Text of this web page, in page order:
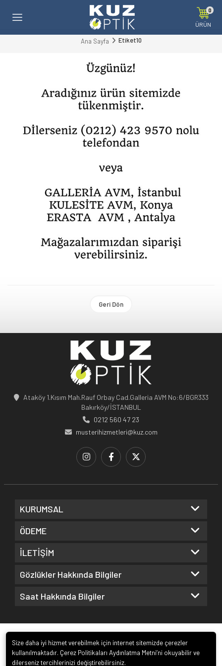
0
ÜRÜN
Ana Sayfa Etiket10
Geri Dön
Ataköy 1.Kısım Mah.Rauf Orbay Cad.Galleria AVM No:6/BGR333
Bakırköy/İSTANBUL
0212 560 47 23
musterihizmetleri@kuz.com
KURUMSAL
ÖDEME
İLETİŞİM
Gözlükler Hakkında Bilgiler
Saat Hakkında Bilgiler
Size daha iyi hizmet verebilmek için internet sitemizde çerezler
kullanılmaktadır. Çerez Politikaları Aydınlatma Metni’ni okuyabilir ve
dilerseniz tercihlerinizi değiştirebilirsiniz.